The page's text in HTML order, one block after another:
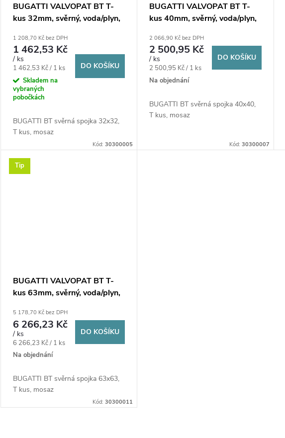
BUGATTI VALVOPAT BT T-
kus 32mm, svěrný, voda/plyn,
1 208,70 Kč bez DPH
1 462,53 Kč
/ ks
Měrná
cena:
1 462,53 Kč / 1 ks
Skladem na
vybraných
pobočkách
DO KOŠÍKU
BUGATTI BT svěrná spojka 32x32,
T kus, mosaz
Kód:30300005
BUGATTI VALVOPAT BT T-
kus 40mm, svěrný, voda/plyn,
2 066,90 Kč bez DPH
2 500,95 Kč
/ ks
Měrná
cena:
2 500,95 Kč / 1 ks
Na objednání
DO KOŠÍKU
BUGATTI BT svěrná spojka 40x40,
T kus, mosaz
Kód: 30300007
Tip
BUGATTI VALVOPAT BT T-
kus 63mm, svěrný, voda/plyn,
5 178,70 Kč bez DPH
6 266,23 Kč
/ ks
Měrná
cena:
6 266,23 Kč / 1 ks
Na objednání
DO KOŠÍKU
BUGATTI BT svěrná spojka 63x63,
T kus, mosaz
Kód:30300011